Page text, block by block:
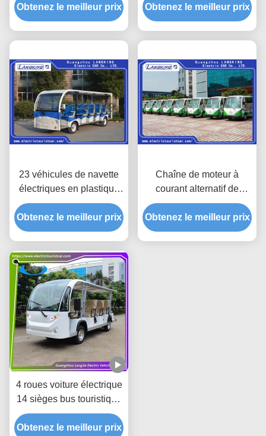
pour le parc
Obtenez le meilleur prix
électriques de tourisme
pour le stationnement
Obtenez le meilleur prix
23 véhicules de navette
électriques en plastique
de Seater
5300×1730×2250mm à
faible bruit
Obtenez le meilleur prix
Chaîne de moteur à
courant alternatif de
navette de village de 11
personnes 72V/5KW
électrique de voiture pour
Obtenez le meilleur prix
4 roues voiture électrique
14 sièges bus touristique
électrique 72V 7.5KW
moteur à courant alternatif
Obtenez le meilleur prix